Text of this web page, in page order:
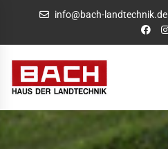
info@bach-landtechnik.de